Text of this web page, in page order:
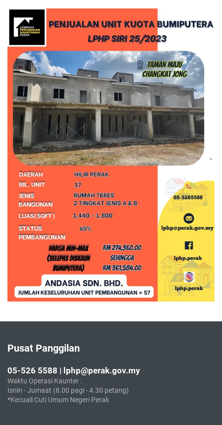
Pusat Panggilan
05-526 5588 | lphp@perak.gov.my
Waktu Operasi Kaunter :
Isnin - Jumaat (8.00 pagi - 4.30 petang)
*Kecuali Cuti Umum Negeri Perak